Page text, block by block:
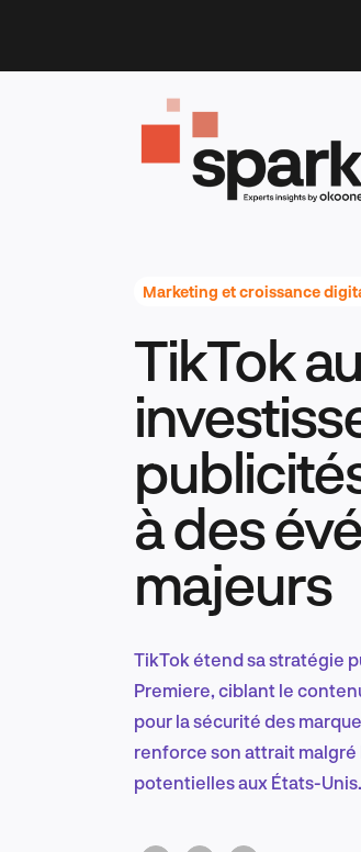
content
Marketing et croissance
TikTok
à des
majeurs
TikTok étend sa stratégie
Premiere, ciblant le
pour la sécurité des
renforce son attrait
potentielles aux États-Unis.